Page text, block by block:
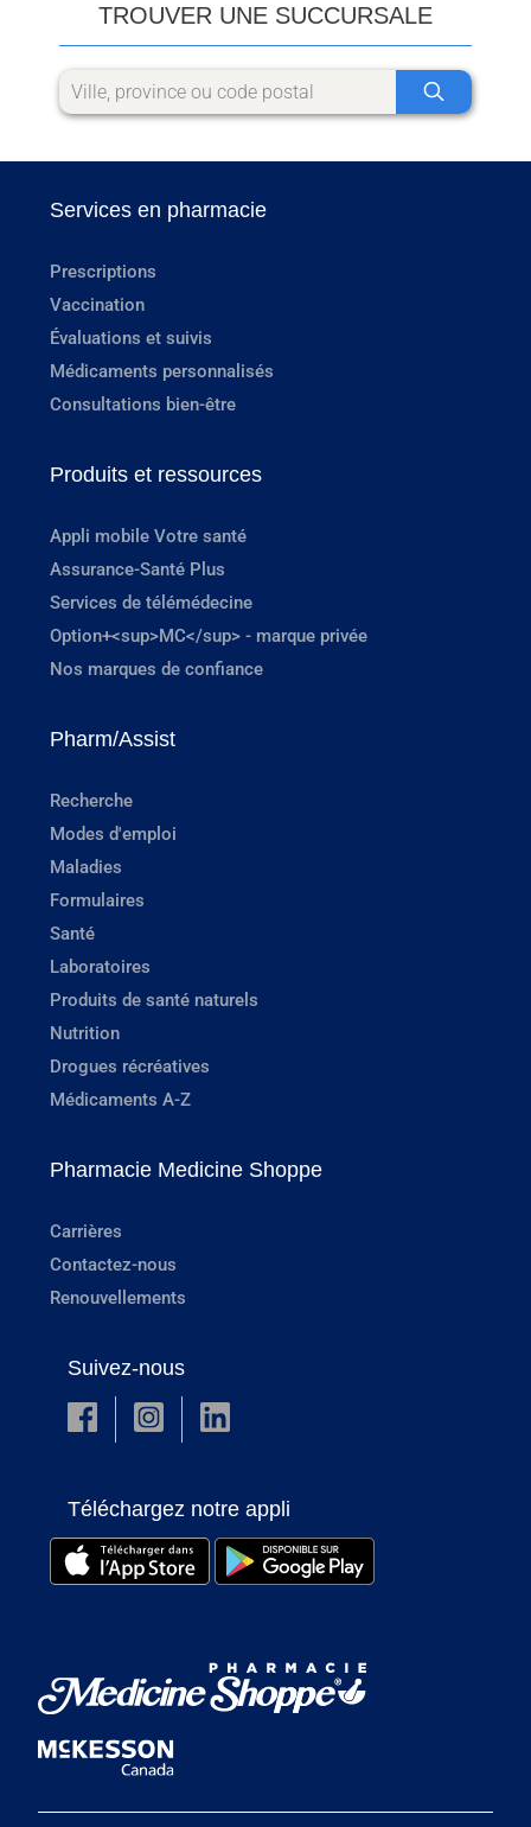
TROUVER UNE SUCCURSALE
Services en pharmacie
Prescriptions
Vaccination
Évaluations et suivis
Médicaments personnalisés
Consultations bien-être
Produits et ressources
Appli mobile Votre santé
Assurance-Santé Plus
Services de télémédecine
Option+<sup>MC</sup> - marque privée
Nos marques de confiance
Pharm/Assist
Recherche
Modes d'emploi
Maladies
Formulaires
Santé
Laboratoires
Produits de santé naturels
Nutrition
Drogues récréatives
Médicaments A-Z
Pharmacie Medicine Shoppe
Carrières
Contactez-nous
Renouvellements
Suivez-nous
Téléchargez notre appli